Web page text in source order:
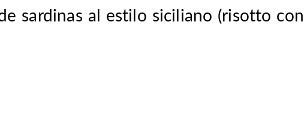
sardinas al estilo siciliano (risotto con